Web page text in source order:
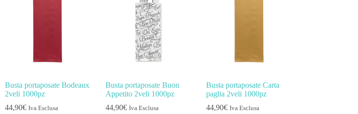
Busta portaposate Bodeaux
2veli 1000pz
44,90€ Iva Esclusa
Busta portaposate Buon
Appetito 2veli 1000pz
44,90€ Iva Esclusa
Busta portaposate Carta
paglia 2veli 1000pz
44,90€ Iva Esclusa